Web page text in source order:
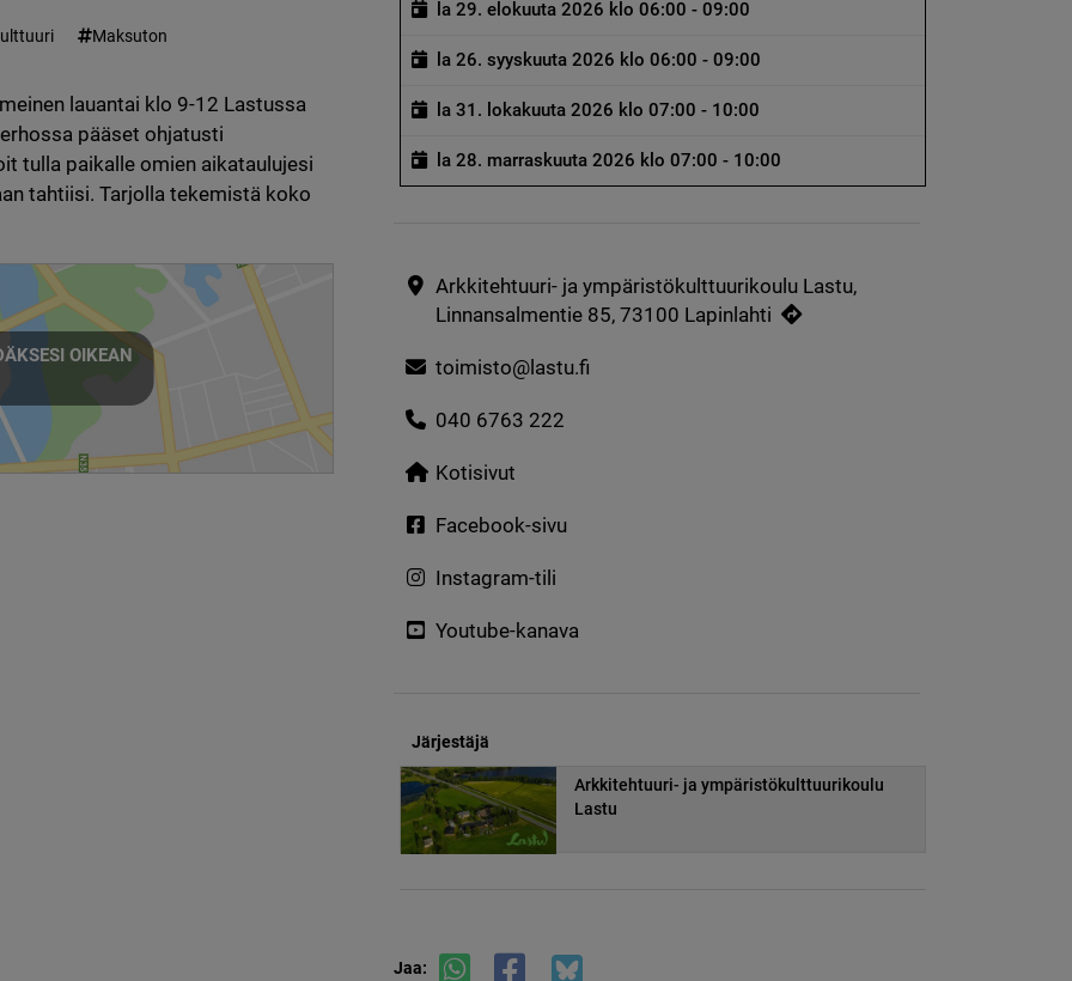
Maksuton
lauantai klo 9-12 Lastussa
pääset ohjatusti
tulla paikalle omien aikataulujesi
tahtiisi. Tarjolla tekemistä koko
OIKEAN
la 29. elokuuta 2026 klo 06:00 - 09:00
la 26. syyskuuta 2026 klo 06:00 - 09:00
la 31. lokakuuta 2026 klo 07:00 - 10:00
la 28. marraskuuta 2026 klo 07:00 - 10:00
Arkkitehtuuri- ja ympäristökulttuurikoulu Lastu,
Linnansalmentie 85, 73100 Lapinlahti
toimisto@lastu.fi
040 6763 222
Kotisivut
Facebook-sivu
Instagram-tili
Youtube-kanava
Järjestäjä
Arkkitehtuuri- ja ympäristökulttuurikoulu
Lastu
Jaa: